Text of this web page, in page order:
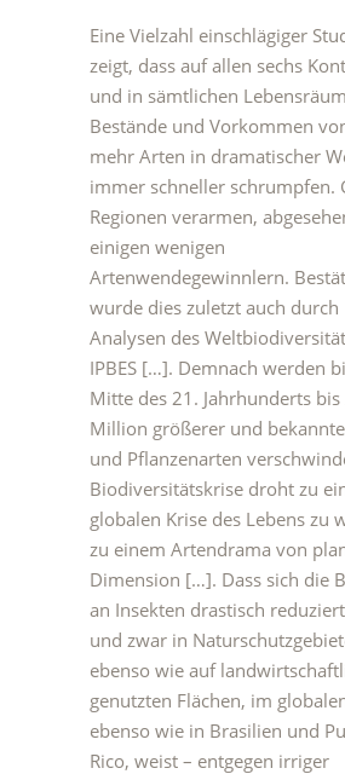
Eine Vielzahl einschlägiger
zeigt, dass auf allen sechs
und in sämtlichen
Bestände und Vorkommen
mehr Arten in dramatischer
immer schneller schrumpfen.
Regionen verarmen,
einigen wenigen
Artenwendegewinnlern.
wurde dies zuletzt auch durch
Analysen des
IPBES […]. Demnach werden
Mitte des 21. Jahrhunderts
Million größerer und
und Pflanzenarten
Biodiversitätskrise droht zu
globalen Krise des Lebens zu
zu einem Artendrama von
Dimension […]. Dass sich die
an Insekten drastisch
und zwar in
ebenso wie auf
genutzten Flächen, im
ebenso wie in Brasilien und
Rico, weist – entgegen irriger